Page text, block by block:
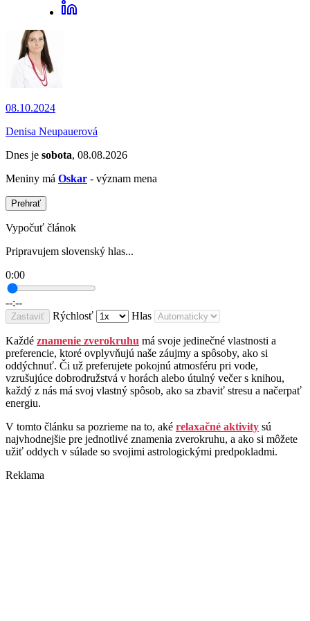
08.10.2024
Denisa Neupauerová
Dnes je sobota, 08.08.2026
Meniny má Oskar - význam mena
Prehrať
Vypočuť článok
Pripravujem slovenský hlas...
0:00
--:--
Zastaviť Rýchlosť Hlas
Každé znamenie zverokruhu má svoje jedinečné vlastnosti a
preferencie, ktoré ovplyvňujú naše záujmy a spôsoby, ako si
oddýchnuť. Či už preferujete pokojnú atmosféru pri vode,
vzrušujúce dobrodružstvá v horách alebo útulný večer s knihou,
každý z nás má svoj vlastný spôsob, ako sa zbaviť stresu a načerpať
energiu.
V tomto článku sa pozrieme na to, aké relaxačné aktivity sú
najvhodnejšie pre jednotlivé znamenia zverokruhu, a ako si môžete
užiť oddych v súlade so svojimi astrologickými predpokladmi.
Reklama